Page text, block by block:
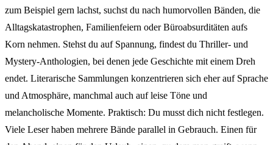
zum Beispiel gern lachst, suchst du nach humorvollen Bänden, die
Alltagskatastrophen, Familienfeiern oder Büroabsurditäten aufs
Korn nehmen. Stehst du auf Spannung, findest du Thriller- und
Mystery-Anthologien, bei denen jede Geschichte mit einem Dreh
endet. Literarische Sammlungen konzentrieren sich eher auf Sprache
und Atmosphäre, manchmal auch auf leise Töne und
melancholische Momente. Praktisch: Du musst dich nicht festlegen.
Viele Leser haben mehrere Bände parallel in Gebrauch. Einen für